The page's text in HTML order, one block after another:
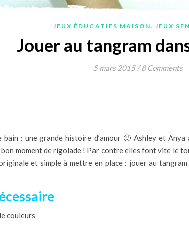
JEUX ÉDUCATIFS MAISON , JEUX
Jouer au tangram
5 mars 2015 / 8 Comments
: une grande histoire d’amour 🙂 Ashley et Anya
moment de rigolade ! Par contre elles font vite le
et simple à mettre en place : jouer au
couleurs